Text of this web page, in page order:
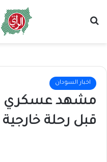
اخبار السودان
مشهد عسكري
قبل رحلة خارجية